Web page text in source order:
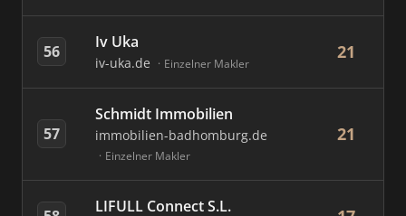
56 Iv Uka
iv-uka.de Einzelner Makler
21
57
Schmidt Immobilien
immobilien-badhomburg.de
Einzelner Makler
21
LIFULL Connect S.L.